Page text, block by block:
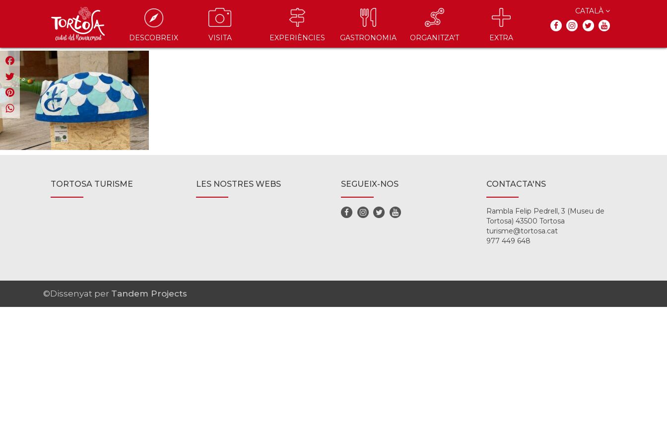
DESCOBREIX VISITA EXPERIÈNCIES GASTRONOMIA ORGANITZA'T EXTRA
CATALÀ
TORTOSA TURISME LES NOSTRES WEBS SEGUEIX-NOS CONTACTA'NS
Rambla Felip Pedrell, 3 (Museu de
Tortosa) 43500 Tortosa
turisme@tortosa.cat
977 449 648
©Dissenyat per Tandem Projects
Facebook
Twitter
Pinterest
WhatsApp